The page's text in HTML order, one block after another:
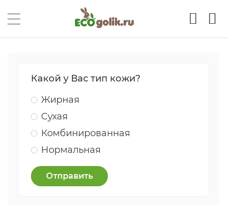
Какой у Вас тип кожи?
Жирная
Сухая
Комбинированная
Нормальная
Отправить